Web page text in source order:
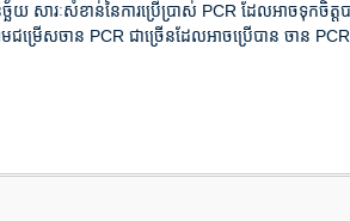
ច្ឆ័យ សារៈសំខាន់នៃការប្រើប្រាស់ PCR ដែលអាចទុក
ើសចាន PCR ជាច្រើនដែលអាចប្រើបាន ចាន